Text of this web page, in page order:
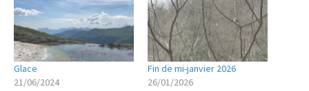
Glace
21/06/2024
Fin de mi-janvier 2026
26/01/2026